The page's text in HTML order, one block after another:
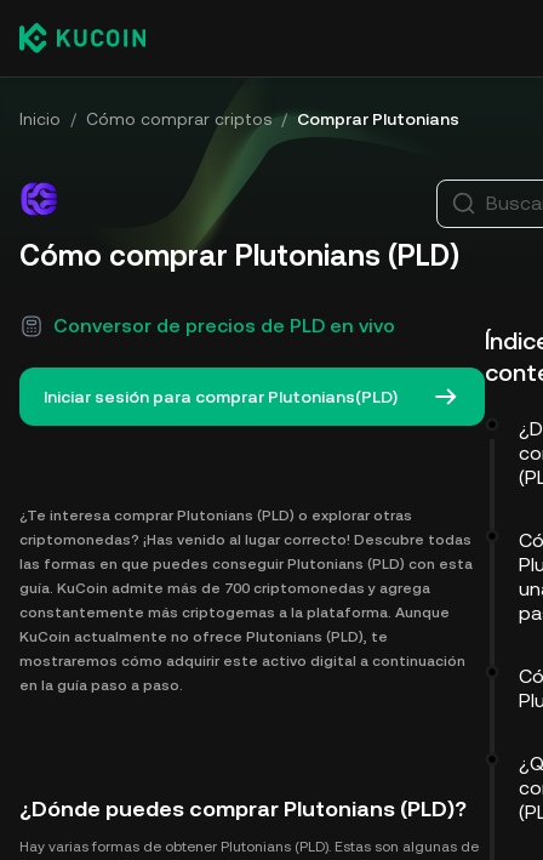
Inicio / Cómo comprar criptos / Comprar Plutonians
Cómo comprar Plutonians (PLD)
Conversor de precios de PLD en vivo
Iniciar sesión para comprar Plutonians(PLD)
¿Te interesa comprar Plutonians (PLD) o explorar otras
criptomonedas? ¡Has venido al lugar correcto! Descubre todas
las formas en que puedes conseguir Plutonians (PLD) con esta
guía. KuCoin admite más de 700 criptomonedas y agrega
constantemente más criptogemas a la plataforma. Aunque
KuCoin actualmente no ofrece Plutonians (PLD), te
mostraremos cómo adquirir este activo digital a continuación
en la guía paso a paso.
¿Dónde puedes comprar Plutonians (PLD)?
Hay varias formas de obtener Plutonians (PLD). Estas son algunas de